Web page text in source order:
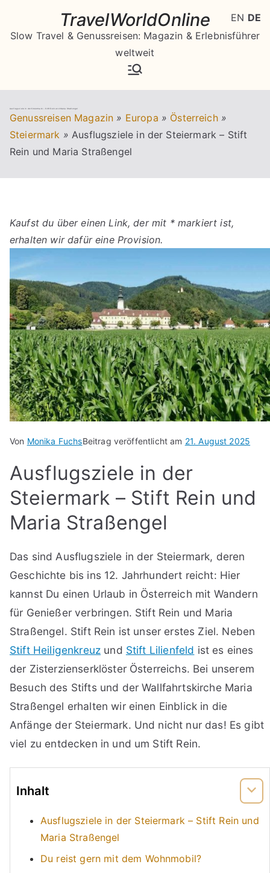
springen
TravelWorldOnline
Slow Travel & Genussreisen: Magazin & Erlebnisführer
weltweit
Ausflugsziele in der Steiermark – Stift Rein und Maria Straßengel
Genussreisen Magazin » Europa » Österreich »
Steiermark » Ausflugsziele in der Steiermark – Stift
Rein und Maria Straßengel
Kaufst du über einen Link, der mit * markiert ist,
erhalten wir dafür eine Provision.
Von Monika FuchsBeitrag veröffentlicht am 21. August 2025
Ausflugsziele in der
Steiermark – Stift Rein und
Maria Straßengel
Das sind Ausflugsziele in der Steiermark, deren
Geschichte bis ins 12. Jahrhundert reicht: Hier
kannst Du einen Urlaub in Österreich mit Wandern
für Genießer verbringen. Stift Rein und Maria
Straßengel. Stift Rein ist unser erstes Ziel. Neben
Stift Heiligenkreuz und Stift Lilienfeld ist es eines
der Zisterzienserklöster Österreichs. Bei unserem
Besuch des Stifts und der Wallfahrtskirche Maria
Straßengel erhalten wir einen Einblick in die
Anfänge der Steiermark. Und nicht nur das! Es gibt
viel zu entdecken in und um Stift Rein.
Inhalt
Ausflugsziele in der Steiermark – Stift Rein und
Maria Straßengel
Du reist gern mit dem Wohnmobil?
EN DE